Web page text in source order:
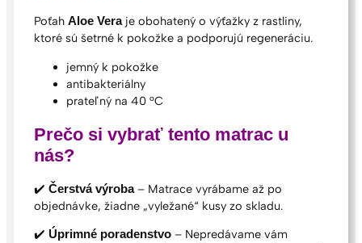
Poťah Aloe Veraje obohatený o výťažky z rastliny,
ktoré sú šetrné k pokožke a podporujú regeneráciu.
jemný k pokožke
antibakteriálny
prateľný na 40 °C
Prečo si vybrať tento matrac u
nás?
✔️ Čerstvá výroba– Matrace vyrábame až po
objednávke, žiadne „vyležané“ kusy zo skladu.
✔️ Úprimné poradenstvo– Nepredávame vám